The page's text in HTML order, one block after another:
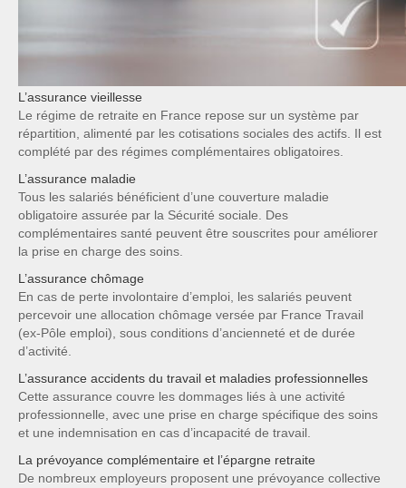
L’assurance vieillesse
Le régime de retraite en France repose sur un système par
répartition, alimenté par les cotisations sociales des actifs. Il est
complété par des régimes complémentaires obligatoires.
L’assurance maladie
Tous les salariés bénéficient d’une couverture maladie
obligatoire assurée par la Sécurité sociale. Des
complémentaires santé peuvent être souscrites pour améliorer
la prise en charge des soins.
L’assurance chômage
En cas de perte involontaire d’emploi, les salariés peuvent
percevoir une allocation chômage versée par France Travail
(ex-Pôle emploi), sous conditions d’ancienneté et de durée
d’activité.
L’assurance accidents du travail et maladies professionnelles
Cette assurance couvre les dommages liés à une activité
professionnelle, avec une prise en charge spécifique des soins
et une indemnisation en cas d’incapacité de travail.
La prévoyance complémentaire et l’épargne retraite
De nombreux employeurs proposent une prévoyance collective